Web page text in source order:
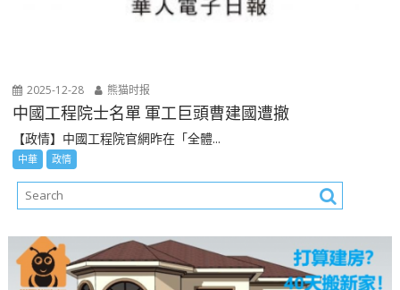
2025-12-28 熊猫时报
中國工程院士名單 軍工巨頭曹建國遭撤
【政情】中國工程院官網昨在「全體...
中華 政情